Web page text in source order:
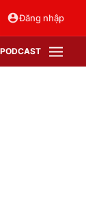
Đăng nhập
PODCAST